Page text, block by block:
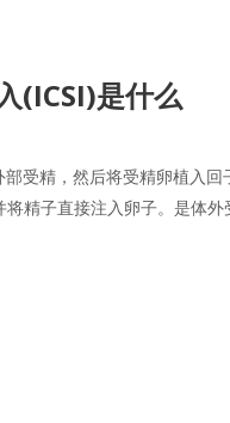
(ICSI)是什么
受精，然后将受精卵植入
精子直接注入卵子。是体